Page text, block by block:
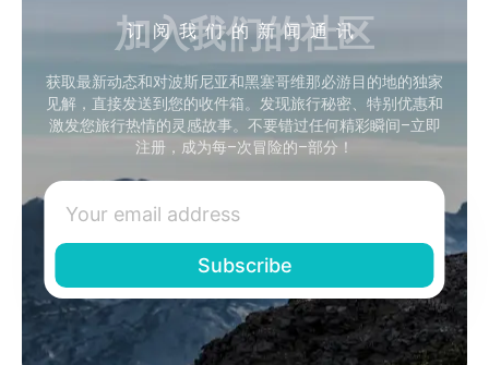
订阅我们的新闻通讯
加入我们的社区
获取最新动态和对波斯尼亚和黑塞哥维那必游目的地的独家
见解，直接发送到您的收件箱。发现旅行秘密、特别优惠和
激发您旅行热情的灵感故事。不要错过任何精彩瞬间–立即
注册，成为每–次冒险的–部分！